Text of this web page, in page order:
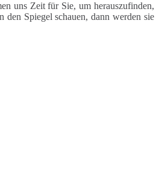
uns Zeit für Sie, um herauszufinden,
Spiegel schauen, dann werden sie